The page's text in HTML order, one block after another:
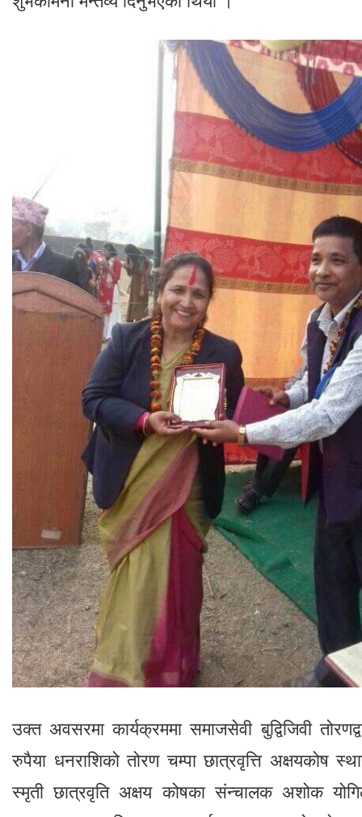
उक्त अवसरमा कार्यक्रममा समाजसेवी बुद्विजिवी
रुपैया धनराशिको तोरण चम्पा छात्रवृत्ति अक्षयकोष
स्मृती छात्रवृति अक्षय कोषका संन्चालक अशोक